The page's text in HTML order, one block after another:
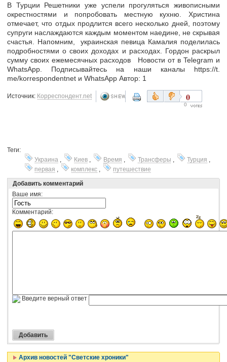
В Турции Решетники уже успели прогуляться живописными
окрестностями и попробовать местную кухню. Христина
отмечает, что отдых продлится всего несколько дней, поэтому
супруги наслаждаются каждым моментом наедине, не скрывая
счастья. Напомним, украинская певица Камалия поделилась
подробностями о своих доходах и расходах. Гордон раскрыл
сумму своих ежемесячных расходов Новости от в Telegram и
WhatsApp. Подписывайтесь на наши каналы https://t.
me/korrespondentnet и WhatsApp Автор: 1
Источник: Корреспондент.net 0
0
Теги:
Украина , Киев , Время , Трансферы , Турция ,
первая , комплекс ,
путешествие
Добавить комментарий
Ваше имя:
Комментарий:
Введите верный ответ
Архив новостей "Светские хроники"